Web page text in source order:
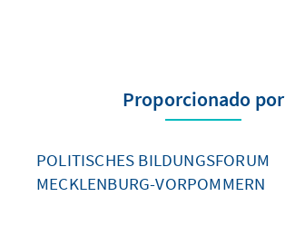
Proporcionado por
POLITISCHES BILDUNGSFORUM
MECKLENBURG-VORPOMMERN